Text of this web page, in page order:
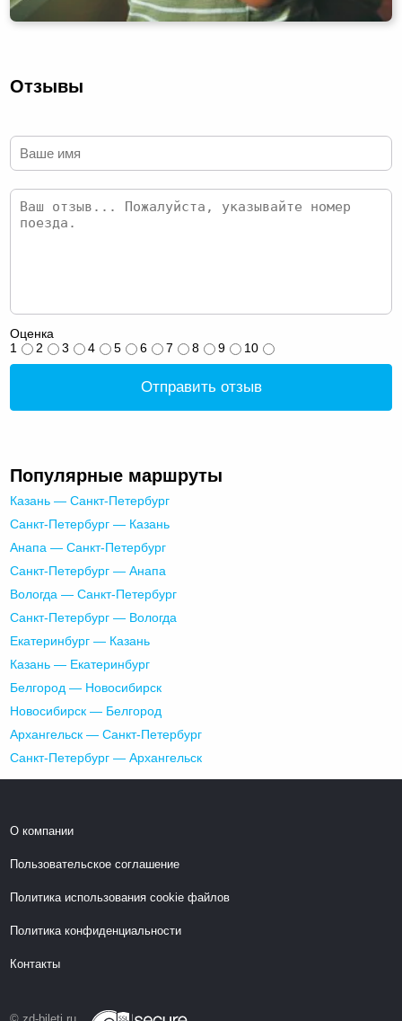
Отзывы
Оценка
1
2 3 4 5 6 7 8 9 10
Отправить отзыв
Популярные маршруты
Казань — Санкт-Петербург
Санкт-Петербург — Казань
Анапа — Санкт-Петербург
Санкт-Петербург — Анапа
Вологда — Санкт-Петербург
Санкт-Петербург — Вологда
Екатеринбург — Казань
Казань — Екатеринбург
Белгород — Новосибирск
Новосибирск — Белгород
Архангельск — Санкт-Петербург
Санкт-Петербург — Архангельск
О компании
Пользовательское соглашение
Политика использования cookie файлов
Политика конфиденциальности
Контакты
© zd-bileti.ru,